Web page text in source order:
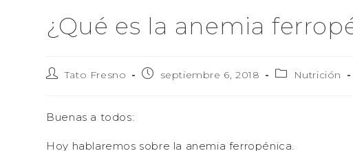
¿Qué es la anemia
Tato Fresno septiembre 6, 2018 Nutrición
Buenas a todos:
Hoy hablaremos sobre la anemia ferropénica.